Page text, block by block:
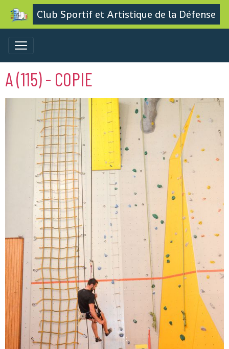
Club Sportif et Artistique de la Défense
A (115) - COPIE